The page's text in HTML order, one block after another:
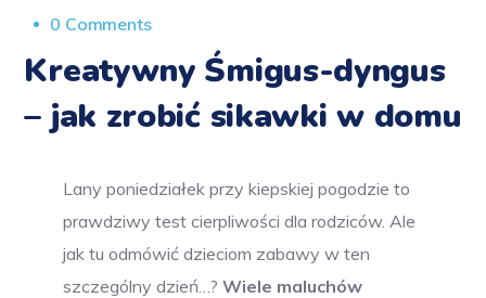
0 Comments
Kreatywny Śmigus-dyngus
– jak zrobić sikawki w domu
Lany poniedziałek przy kiepskiej pogodzie to
prawdziwy test cierpliwości dla rodziców. Ale
jak tu odmówić dzieciom zabawy w ten
szczególny dzień…? Wiele maluchów